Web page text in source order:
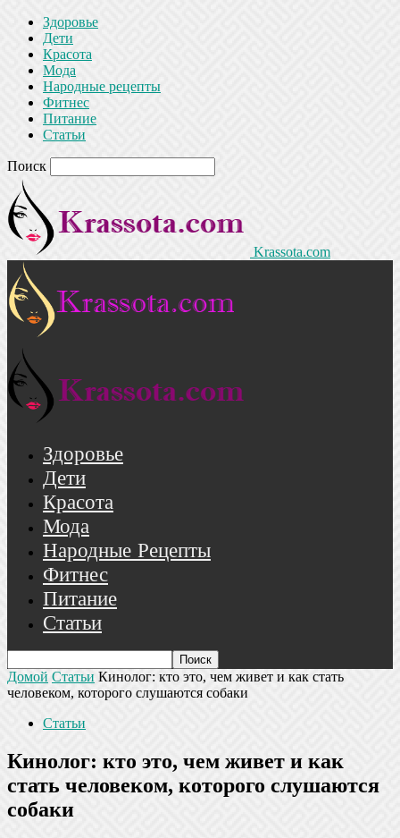
Здоровье
Дети
Красота
Мода
Народные рецепты
Фитнес
Питание
Статьи
Поиск
Krassota.com
Здоровье
Дети
Красота
Мода
Народные Рецепты
Фитнес
Питание
Статьи
Домой Статьи Кинолог: кто это, чем живет и как стать
человеком, которого слушаются собаки
Статьи
Кинолог: кто это, чем живет и как
стать человеком, которого слушаются
собаки